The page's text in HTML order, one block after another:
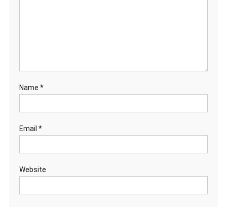
Name *
Email *
Website